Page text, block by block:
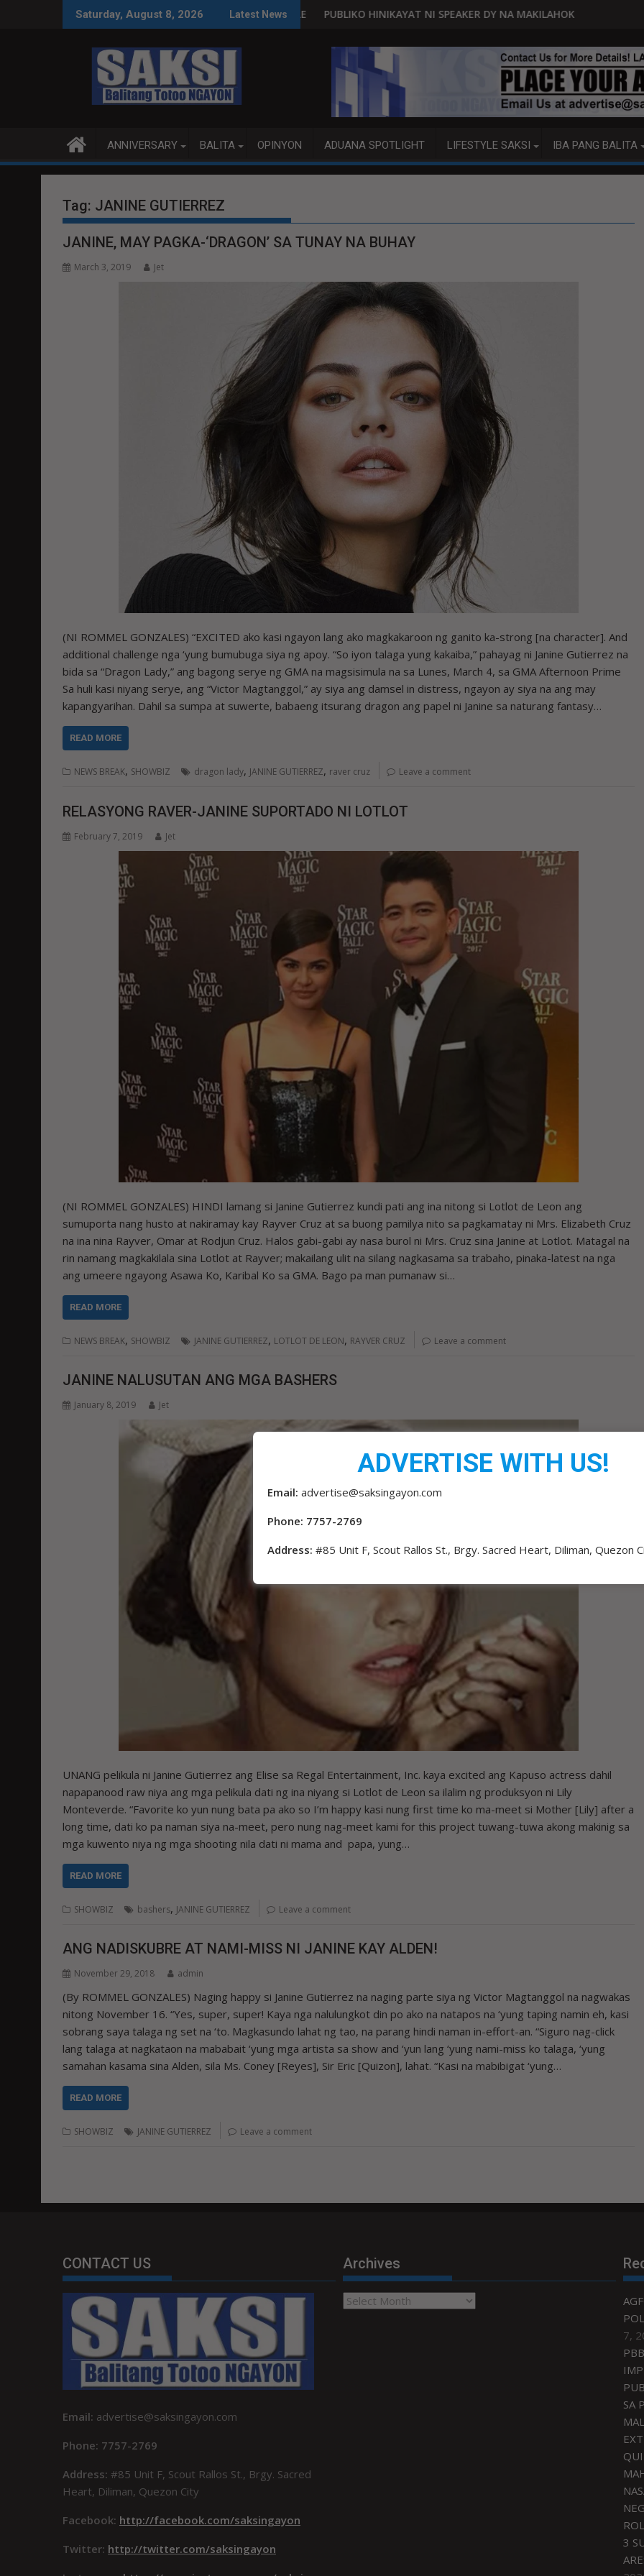
Saturday, August 8, 2026 Latest News
WPS O MAGBITIW
NA SUSPENDIHIN IMPLEMENTASYON NG RPVARAPUBLIKO HINIKAYAT NI SPEAKER DY NA MAKILAHOK SA PAGBUO NG MGA BATAS
MALACAÑANG PINAAARAL NA SA
ANNIVERSARY BALITA OPINYON ADUANA SPOTLIGHT LIFESTYLE SAKSI IBA PANG BALITA
Tag: JANINE GUTIERREZ
JANINE, MAY PAGKA-‘DRAGON’ SA TUNAY NA BUHAY
March 3, 2019 Jet
(NI ROMMEL GONZALES) “EXCITED ako kasi ngayon lang ako magkakaroon ng ganito ka-strong [na character]. And
additional challenge nga ‘yung bumubuga siya ng apoy. “So iyon talaga yung kakaiba,” pahayag ni Janine Gutierrez na
bida sa “Dragon Lady,” ang bagong serye ng GMA na magsisimula na sa Lunes, March 4, sa GMA Afternoon Prime
Sa huli kasi niyang serye, ang “Victor Magtanggol,” ay siya ang damsel in distress, ngayon ay siya na ang may
kapangyarihan. Dahil sa sumpa at suwerte, babaeng itsurang dragon ang papel ni Janine sa naturang fantasy…
READ MORE
NEWS BREAK, SHOWBIZ dragon lady, JANINE GUTIERREZ, raver cruz Leave a comment
RELASYONG RAVER-JANINE SUPORTADO NI LOTLOT
February 7, 2019 Jet
(NI ROMMEL GONZALES) HINDI lamang si Janine Gutierrez kundi pati ang ina nitong si Lotlot de Leon ang
sumuporta nang husto at nakiramay kay Rayver Cruz at sa buong pamilya nito sa pagkamatay ni Mrs. Elizabeth Cruz
na ina nina Rayver, Omar at Rodjun Cruz. Halos gabi-gabi ay nasa burol ni Mrs. Cruz sina Janine at Lotlot. Matagal na
rin namang magkakilala sina Lotlot at Rayver; makailang ulit na silang nagkasama sa trabaho, pinaka-latest na nga
ang umeere ngayong Asawa Ko, Karibal Ko sa GMA. Bago pa man pumanaw si…
READ MORE
NEWS BREAK, SHOWBIZ JANINE GUTIERREZ, LOTLOT DE LEON, RAYVER CRUZ Leave a comment
JANINE NALUSUTAN ANG MGA BASHERS
January 8, 2019 Jet
UNANG pelikula ni Janine Gutierrez ang Elise sa Regal Entertainment, Inc. kaya excited ang Kapuso actress dahil
napapanood raw niya ang mga pelikula dati ng ina niyang si Lotlot de Leon sa ilalim ng produksyon ni Lily
Monteverde. “Favorite ko yun nung bata pa ako so I’m happy kasi nung first time ko ma-meet si Mother [Lily] after a
long time, dati ko pa naman siya na-meet, pero nung nag-meet kami for this project tuwang-tuwa akong makinig sa
mga kuwento niya ng mga shooting nila dati ni mama and papa, yung…
READ MORE
SHOWBIZ bashers, JANINE GUTIERREZ Leave a comment
ANG NADISKUBRE AT NAMI-MISS NI JANINE KAY ALDEN!
November 29, 2018 admin
(By ROMMEL GONZALES) Naging happy si Janine Gutierrez na naging parte siya ng Victor Magtanggol na nagwakas
nitong November 16. “Yes, super, super! Kaya nga nalulungkot din po ako na natapos na ‘yung taping namin eh, kasi
sobrang saya talaga ng set na ‘to. Magkasundo lahat ng tao, na parang hindi naman in-effort-an. “Siguro nag-click
lang talaga at nagkataon na mababait ‘yung mga artista sa show and ‘yun lang ‘yung nami-miss ko talaga, ‘yung
samahan kasama sina Alden, sila Ms. Coney [Reyes], Sir Eric [Quizon], lahat. “Kasi na mabibigat ‘yung…
READ MORE
SHOWBIZ JANINE GUTIERREZ Leave a comment
CONTACT US
Email: advertise@saksingayon.com
Phone: 7757-2769
Address: #85 Unit F, Scout Rallos St., Brgy. Sacred
Heart, Diliman, Quezon City
Facebook: http://facebook.com/saksingayon
Twitter: http://twitter.com/saksingayon
Archives
Archives
7,
SA
3
ADVERTISE WITH US!
Email: advertise@saksingayon.com
Phone: 7757-2769
Address: #85 Unit F, Scout Rallos St., Brgy. Sacred Heart, Diliman, Quezon